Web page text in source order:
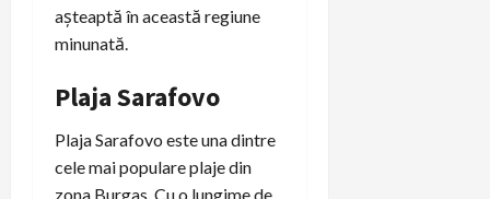
așteaptă în această regiune
minunată.
Plaja Sarafovo
Plaja Sarafovo este una dintre
cele mai populare plaje din
zona Burgas. Cu o lungime de